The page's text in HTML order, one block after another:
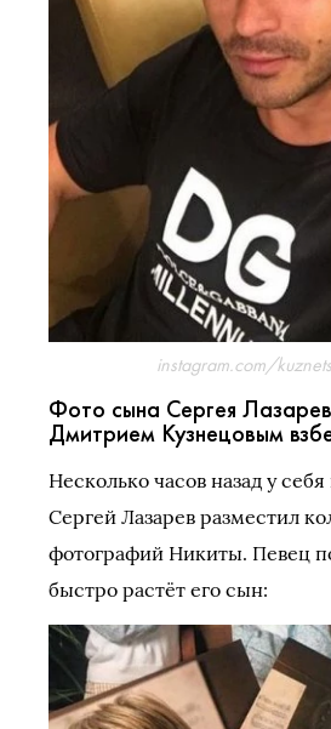
instagram.com/
Фото сына Сергея
Дмитрием Кузнецовым
Несколько часов назад у
Сергей Лазарев разместил
фотографий Никиты. Певец
быстро растёт его сын: